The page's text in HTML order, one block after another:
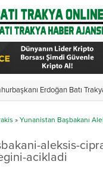
» Yunanistan Başbakanı
aleksis-
acikladi